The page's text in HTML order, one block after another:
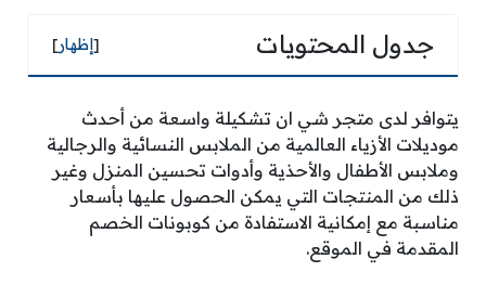
جدول المحتويات [إظهار]
يتوافر لدى متجر شي ان تشكيلة واسعة من أحدث
موديلات الأزياء العالمية من الملابس النسائية والرجالية
وملابس الأطفال والأحذية وأدوات تحسين المنزل وغير
ذلك من المنتجات التي يمكن الحصول عليها بأسعار
مناسبة مع إمكانية الاستفادة من كوبونات الخصم
المقدمة في الموقع.